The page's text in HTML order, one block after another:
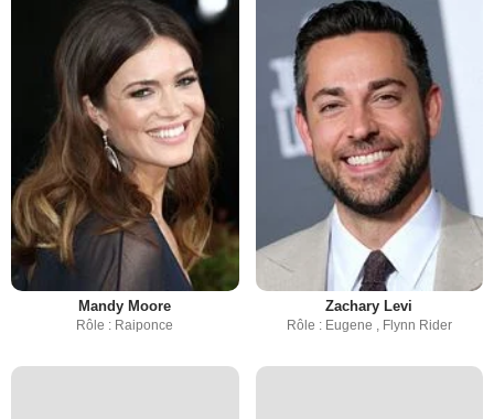
Mandy Moore
Rôle : Raiponce
Zachary Levi
Rôle : Eugene , Flynn Rider